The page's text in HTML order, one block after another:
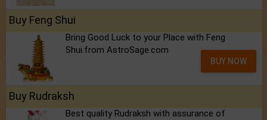
Buy Feng Shui
Bring Good Luck to your Place with Feng
Shui.from AstroSage.com
BUY NOW
Buy Rudraksh
Best quality Rudraksh with assurance of